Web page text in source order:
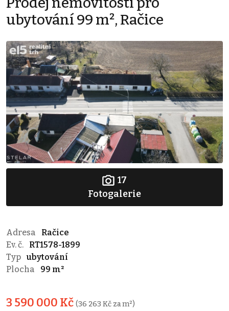
ubytování 99 m², Račice
17
Fotogalerie
Adresa
Račice
Ev. č.
RT1578-1899
Typ ubytování
Plocha
99 m²
3 590 000 Kč (36 263 Kč za m²)